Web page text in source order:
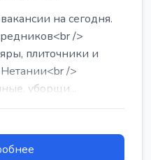
на сегодня.
/>
плиточники и
/>
уборщи...